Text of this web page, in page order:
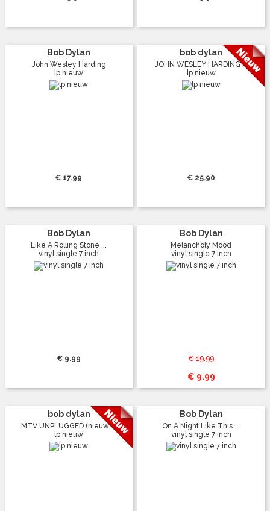
Bob Dylan
John Wesley Harding
lp nieuw
€ 17.99
bob dylan
JOHN WESLEY HARDING ...
lp nieuw
€ 25.90
Bob Dylan
Like A Rolling Stone ...
vinyl single 7 inch
€ 9.99
Bob Dylan
Melancholy Mood
vinyl single 7 inch
€ 19.99
€ 9.99
bob dylan
MTV UNPLUGGED (nieuw ...
lp nieuw
Bob Dylan
On A Night Like This ...
vinyl single 7 inch